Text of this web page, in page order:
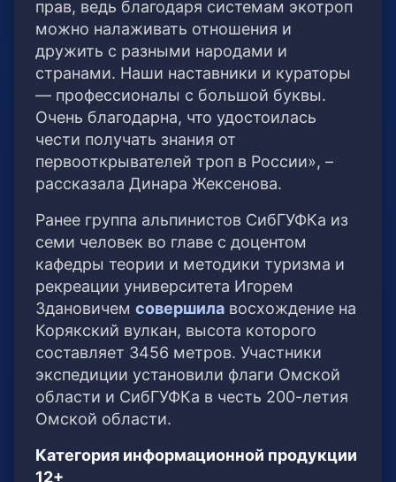
прав, ведь благодаря системам экотроп
можно налаживать отношения и
дружить с разными народами и
странами. Наши наставники и кураторы
— профессионалы с большой буквы.
Очень благодарна, что удостоилась
чести получать знания от
первооткрывателей троп в России», –
рассказала Динара Жексенова.
Ранее группа альпинистов СибГУФКа из
семи человек во главе с доцентом
кафедры теории и методики туризма и
рекреации университета Игорем
Здановичем совершила восхождение на
Корякский вулкан, высота которого
составляет 3456 метров. Участники
экспедиции установили флаги Омской
области и СибГУФКа в честь 200-летия
Омской области.
Категория информационной продукции
12+